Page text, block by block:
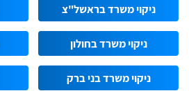
ניקוי משרד בראשל"צ
ניקוי משרד בחולון
ניקוי משרד בני ברק